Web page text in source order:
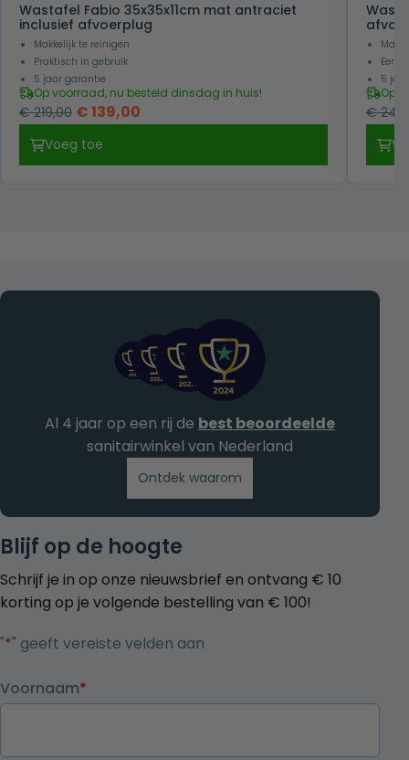
Wastafel Fabio 35x35x11cm mat antraciet
inclusief afvoerplug
Makkelijk te reinigen
Praktisch in gebruik
5 jaar garantie
Op voorraad, nu besteld dinsdag in huis!
€219,00 Oorspronkelijke
was:
€ 219,00.
€139,00
€ 139,00.
Voeg toe
5
Op
€
Blijf op de hoogte
Schrijf je in op onze nieuwsbrief en ontvang € 10
korting op je volgende bestelling van € 100!
"*" geeft vereiste velden aan
Voornaam*
Al 4 jaar op een rij de best beoordeelde
sanitairwinkel van Nederland
Ontdek waarom